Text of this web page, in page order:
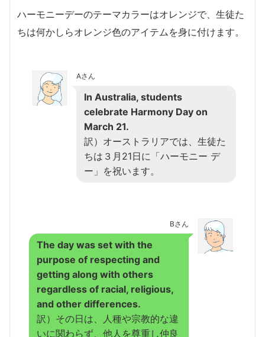
ハーモニーデーのテーマカラーはオレンジで、生徒た
ちは何かしらオレンジ色のアイテムを身に付けます。
Aさん
In Australia, students
celebrate Harmony Day on
March 21.
訳）オーストラリアでは、生徒た
ちは３月21日に「ハーモニー デ
ー」を祝います。
Bさん
The day was set with the
purpose of respecting and
getting along with others
regardless of racial, religious,
and other differences.
訳）その日は、人種や宗教的な違
いに関わらず、他人を尊重し仲良